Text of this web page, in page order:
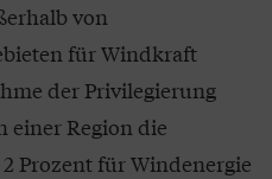
von
für Windkraft
der Privilegierung
Region die
Prozent für Windenergie